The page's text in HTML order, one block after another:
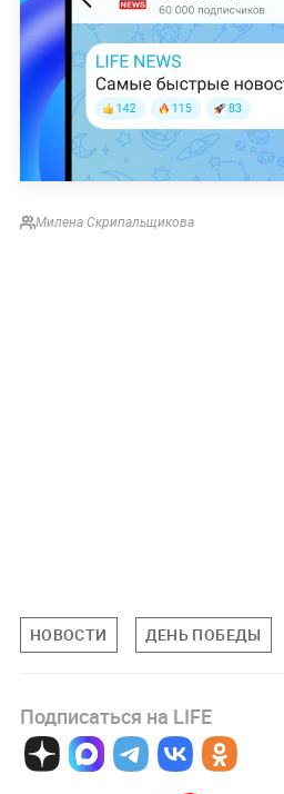
Милена Скрипальщикова
НОВОСТИ ДЕНЬ ПОБЕДЫ
Подписаться на LIFE